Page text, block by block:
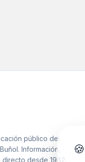
público del
Información,
desde 1982.
🍪